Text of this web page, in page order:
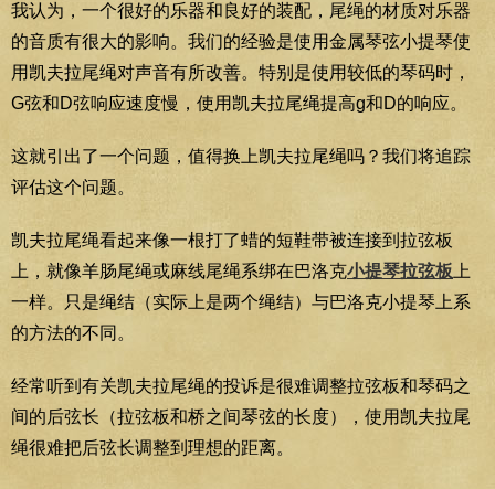
我认为，一个很好的乐器和良好的装配，尾绳的材质对乐器
的音质有很大的影响。我们的经验是使用金属琴弦小提琴使
用凯夫拉尾绳对声音有所改善。特别是使用较低的琴码时，
G弦和D弦响应速度慢，使用凯夫拉尾绳提高g和D的响应。
这就引出了一个问题，值得换上凯夫拉尾绳吗？我们将追踪
评估这个问题。
凯夫拉尾绳看起来像一根打了蜡的短鞋带被连接到拉弦板
上，就像羊肠尾绳或麻线尾绳系绑在巴洛克小提琴拉弦板 上
一样。只是绳结（实际上是两个绳结）与巴洛克小提琴上系
的方法的不同。
经常听到有关凯夫拉尾绳的投诉是很难调整拉弦板和琴码之
间的后弦长（拉弦板和桥之间琴弦的长度），使用凯夫拉尾
绳很难把后弦长调整到理想的距离。